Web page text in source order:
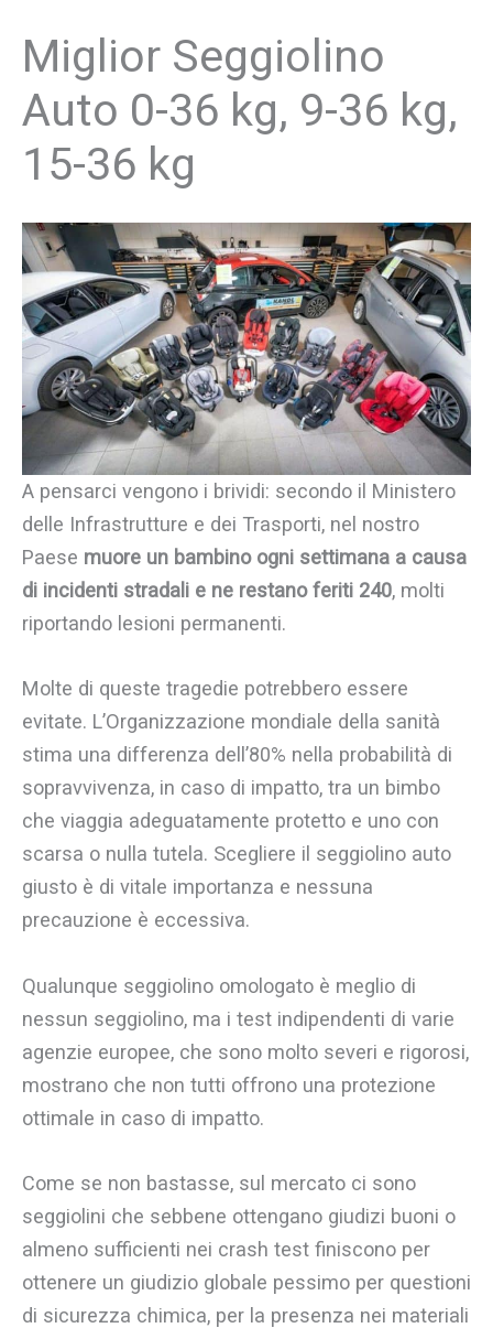
contenuto
Miglior Seggiolino
Auto 0-36 kg, 9-36 kg,
15-36 kg
A pensarci vengono i brividi: secondo il Ministero
delle Infrastrutture e dei Trasporti, nel nostro
Paese muore un bambino ogni settimana a causa
di incidenti stradali e ne restano feriti 240, molti
riportando lesioni permanenti.
Molte di queste tragedie potrebbero essere
evitate. L’Organizzazione mondiale della sanità
stima una differenza dell’80% nella probabilità di
sopravvivenza, in caso di impatto, tra un bimbo
che viaggia adeguatamente protetto e uno con
scarsa o nulla tutela. Scegliere il seggiolino auto
giusto è di vitale importanza e nessuna
precauzione è eccessiva.
Qualunque seggiolino omologato è meglio di
nessun seggiolino, ma i test indipendenti di varie
agenzie europee, che sono molto severi e rigorosi,
mostrano che non tutti offrono una protezione
ottimale in caso di impatto.
Come se non bastasse, sul mercato ci sono
seggiolini che sebbene ottengano giudizi buoni o
almeno sufficienti nei crash test finiscono per
ottenere un giudizio globale pessimo per questioni
di sicurezza chimica, per la presenza nei materiali